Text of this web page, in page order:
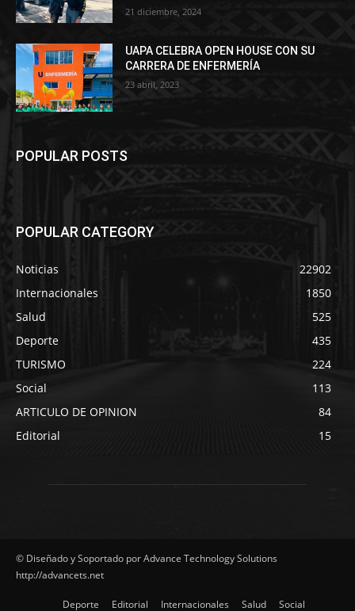
21 diciembre, 2024
UAPA CELEBRA OPEN HOUSE CON SU
CARRERA DE ENFERMERÍA
23 abril, 2023
POPULAR POSTS
POPULAR CATEGORY
Noticias
22902
Internacionales
1850
Salud
525
Deporte
435
TURISMO
224
Social
113
ARTICULO DE OPINION
84
Editorial
15
© Diseñado y Soportado por Advance Technology Solutions
http://advancets.net
Deporte Editorial Internacionales Salud Social